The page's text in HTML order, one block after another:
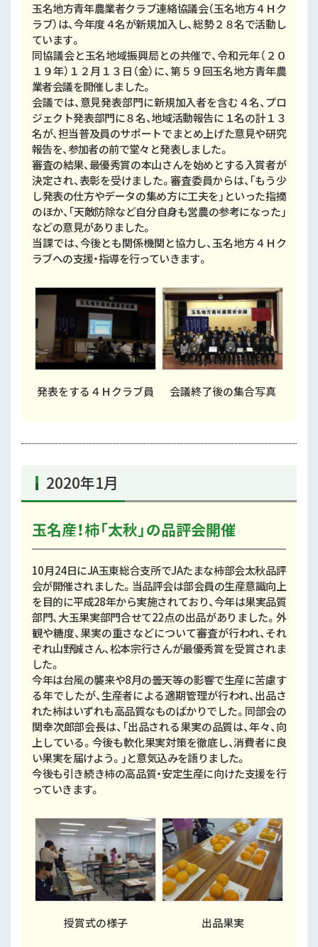
発表をする４Ｈクラブ員 会議終了後の集合写真
玉名地方青年農業者クラブ連絡協議会（玉名地方４Ｈク
ラブ）は、今年度４名が新規加入し、総勢２８名で活動し
ています。
同協議会と玉名地域振興局との共催で、令和元年（２０
１９年）１２月１３日（金）に、第５９回玉名地方青年農
業者会議を開催しました。
会議では、意見発表部門に新規加入者を含む４名、プロ
ジェクト発表部門に８名、地域活動報告に１名の計１３
名が、担当普及員のサポートでまとめ上げた意見や研究
報告を、参加者の前で堂々と発表しました。
審査の結果、最優秀賞の本山さんを始めとする入賞者が
決定され、表彰を受けました。審査委員からは、「もう少
し発表の仕方やデータの集め方に工夫を」といった指摘
のほか、「天敵防除など自分自身も営農の参考になった」
などの意見がありました。
当課では、今後とも関係機関と協力し、玉名地方４Ｈク
ラブへの支援・指導を行っていきます。
2020年1月
授賞式の様子 出品果実
玉名産！柿「太秋」の品評会開催
10月24日にJA玉東総合支所でJAたまな柿部会太秋品評
会が開催されました。当品評会は部会員の生産意識向上
を目的に平成28年から実施されており、今年は果実品質
部門、大玉果実部門合せて22点の出品がありました。外
観や糖度、果実の重さなどについて審査が行われ、それ
ぞれ山野誠さん、松本宗行さんが最優秀賞を受賞されま
した。
今年は台風の襲来や8月の曇天等の影響で生産に苦慮す
る年でしたが、生産者による適期管理が行われ、出品さ
れた柿はいずれも高品質なものばかりでした。同部会の
関幸次郎部会長は、「出品される果実の品質は、年々、向
上している。今後も軟化果実対策を徹底し、消費者に良
い果実を届けよう。」と意気込みを語りました。
今後も引き続き柿の高品質・安定生産に向けた支援を行
っていきます。